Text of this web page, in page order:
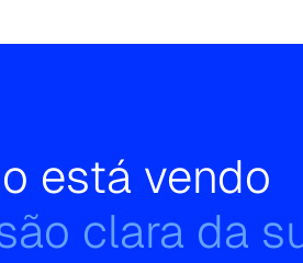
está vendo
clara da